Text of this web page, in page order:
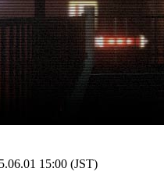
15:00 (JST)